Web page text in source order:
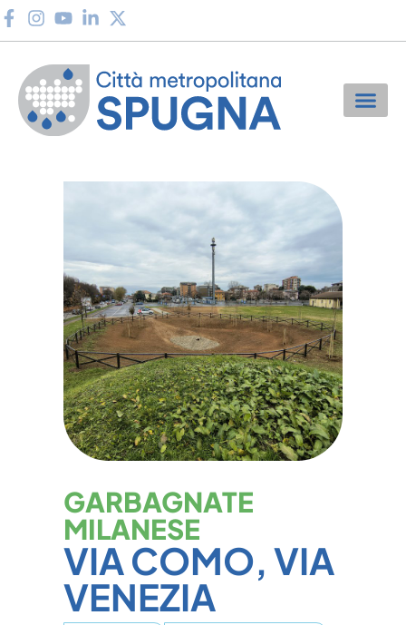
GARBAGNATE
MILANESE
VIA COMO, VIA
VENEZIA